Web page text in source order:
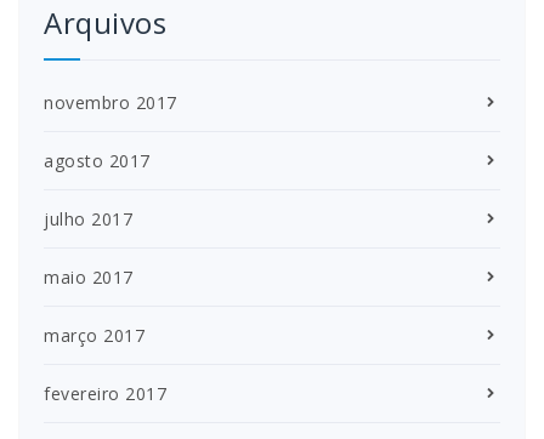
Arquivos
novembro 2017
agosto 2017
julho 2017
maio 2017
março 2017
fevereiro 2017